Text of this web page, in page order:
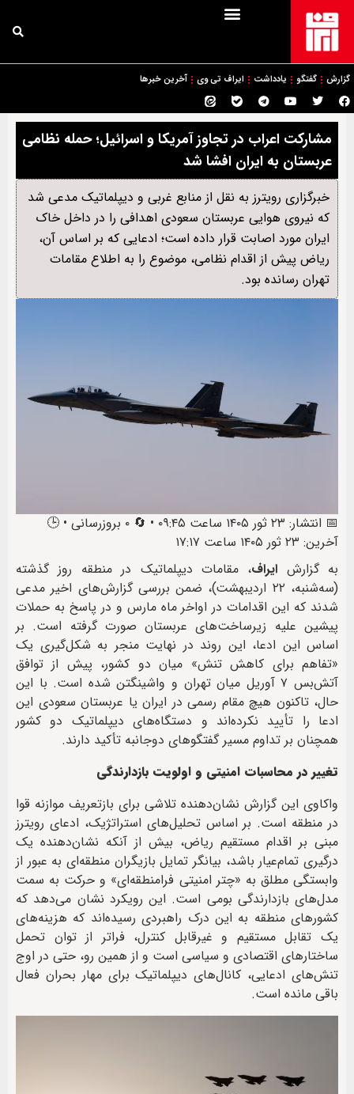
گزارش گفتگو یادداشت ایراف تی وی آخرین خبرها
مشارکت اعراب در تجاوز آمریکا و اسرائیل؛ حمله نظامی
عربستان به ایران افشا شد
خبرگزاری رویترز به نقل از منابع غربی و دیپلماتیک مدعی شد
که نیروی هوایی عربستان سعودی اهدافی را در داخل خاک
ایران مورد اصابت قرار داده است؛ ادعایی که بر اساس آن،
ریاض پیش از اقدام نظامی، موضوع را به اطلاع مقامات
تهران رسانده بود.
📅 انتشار: ۲۳ ثور ۱۴۰۵ ساعت ۰۹:۴۵ • 🔄 ۰ بروزرسانی • 🕒
آخرین: ۲۳ ثور ۱۴۰۵ ساعت ۱۷:۱۷
به گزارش ایراف، مقامات دیپلماتیک در منطقه روز گذشته
(سه‌شنبه، ۲۲ اردیبهشت)، ضمن بررسی گزارش‌های اخیر مدعی
شدند که این اقدامات در اواخر ماه مارس و در پاسخ به حملات
پیشین علیه زیرساخت‌های عربستان صورت گرفته است. بر
اساس این ادعا، این روند در نهایت منجر به شکل‌گیری یک
«تفاهم برای کاهش تنش» میان دو کشور، پیش از توافق
آتش‌بس ۷ آوریل میان تهران و واشینگتن شده است. با این
حال، تاکنون هیچ مقام رسمی در ایران یا عربستان سعودی این
ادعا را تأیید نکرده‌اند و دستگاه‌های دیپلماتیک دو کشور
همچنان بر تداوم مسیر گفتگوهای دوجانبه تأکید دارند.
تغییر در محاسبات امنیتی و اولویت بازدارندگی
واکاوی این گزارش نشان‌دهنده تلاشی برای بازتعریف موازنه قوا
در منطقه است. بر اساس تحلیل‌های استراتژیک، ادعای رویترز
مبنی بر اقدام مستقیم ریاض، بیش از آنکه نشان‌دهنده یک
درگیری تمام‌عیار باشد، بیانگر تمایل بازیگران منطقه‌ای به عبور از
وابستگی مطلق به «چتر امنیتی فرامنطقه‌ای» و حرکت به سمت
مدل‌های بازدارندگی بومی است. این رویکرد نشان می‌دهد که
کشورهای منطقه به این درک راهبردی رسیده‌اند که هزینه‌های
یک تقابل مستقیم و غیرقابل کنترل، فراتر از توان تحمل
ساختارهای اقتصادی و سیاسی است و از همین رو، حتی در اوج
تنش‌های ادعایی، کانال‌های دیپلماتیک برای مهار بحران فعال
باقی مانده است.